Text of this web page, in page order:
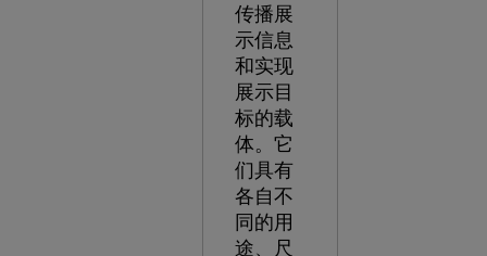
传播展
示信息
和实现
展示目
标的载
体。它
们具有
各自不
同的用
途、尺